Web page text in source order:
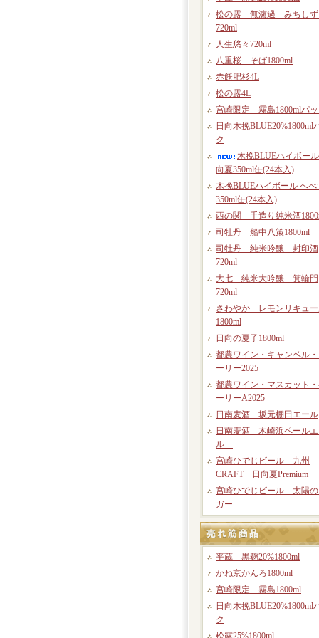
松の露 無濾過 みちしず
720ml
人生悠々720ml
八重桜 そば1800ml
赤飫肥杉4L
松の露4L
宮崎限定 霧島1800mlパッ
日向木挽BLUE20%1800ml
ク
木挽BLUEハイボール
向夏350ml缶(24本入)
木挽BLUEハイボール へべ
350ml缶(24本入)
西の関 手造り純米酒
司牡丹 船中八策1800ml
司牡丹 純米吟醸 封印酒
720ml
大七 純米大吟醸 箕輪門
720ml
さわやか レモンリキュ
1800ml
日向の夏子1800ml
都農ワイン・キャンベル
ーリー2025
都農ワイン・マスカット
ーリーA2025
日南麦酒 坂元棚田エール
日南麦酒 木崎浜ペールエ
ル
宮崎ひでじビール 九州
CRAFT 日向夏Premium
宮崎ひでじビール 太陽の
ガー
平蔵 黒麹20%1800ml
かね京かんろ1800ml
宮崎限定 霧島1800ml
日向木挽BLUE20%1800ml
ク
松露25%1800ml